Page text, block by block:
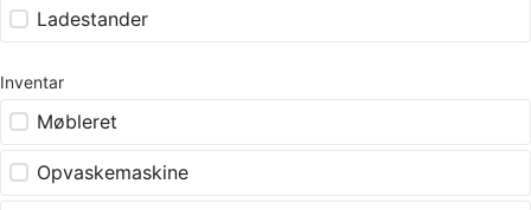
Ladestander
Inventar
Møbleret
Opvaskemaskine